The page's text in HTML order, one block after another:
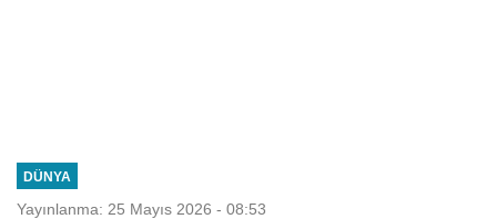
DÜNYA
Yayınlanma: 25 Mayıs 2026 - 08:53